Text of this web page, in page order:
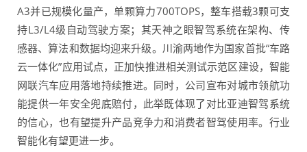
A3并已规模化量产，单颗算力700TOPS，整车搭载3颗可支
持L3/L4级自动驾驶方案；其天神之眼智驾系统在架构、传
感器、算法和数据均迎来升级。川渝两地作为国家首批“车路
云一体化”应用试点，正加快推进相关测试示范区建设，智能
网联汽车应用落地持续推进。同时，公司宣布对城市领航功
能提供一年安全兜底赔付，此举既体现了对比亚迪智驾系统
的信心，也有望提升产品竞争力和消费者智驾使用率。行业
智能化有望更进一步。